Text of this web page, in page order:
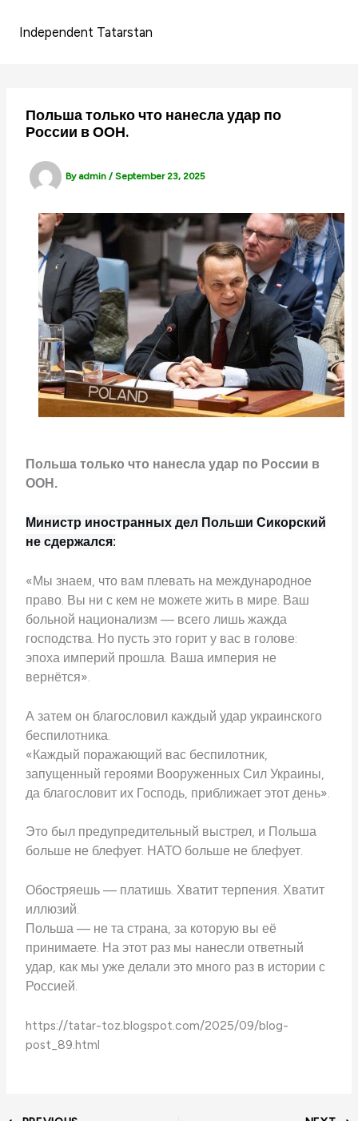
Independent Tatarstan
Польша только что нанесла удар по
России в ООН.
By admin/September 23, 2025
Польша только что нанесла удар по России в
ООН.
Министр иностранных дел Польши Сикорский
не сдержался:
«Мы знаем, что вам плевать на международное
право. Вы ни с кем не можете жить в мире. Ваш
больной национализм — всего лишь жажда
господства. Но пусть это горит у вас в голове:
эпоха империй прошла. Ваша империя не
вернётся».
А затем он благословил каждый удар украинского
беспилотника.
«Каждый поражающий вас беспилотник,
запущенный героями Вооруженных Сил Украины,
да благословит их Господь, приближает этот день».
Это был предупредительный выстрел, и Польша
больше не блефует. НАТО больше не блефует.
Обостряешь — платишь. Хватит терпения. Хватит
иллюзий.
Польша — не та страна, за которую вы её
принимаете. На этот раз мы нанесли ответный
удар, как мы уже делали это много раз в истории с
Россией.
https://tatar-toz.blogspot.com/2025/09/blog-
post_89.html